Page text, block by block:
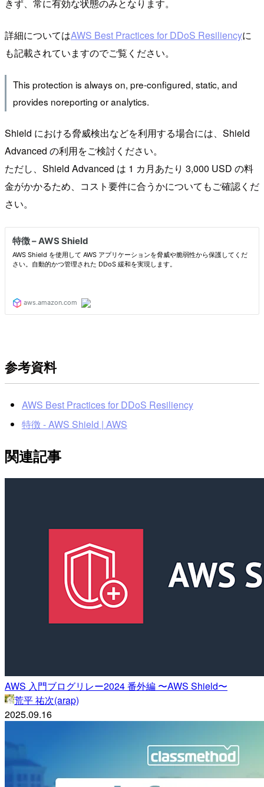
きず、常に有効な状態のみとなります。
詳細についてはAWS Best Practices for DDoS Resiliencyに
も記載されていますのでご覧ください。
This protection is always on, pre-configured, static, and
provides noreporting or analytics.
Shield における脅威検出などを利用する場合には、Shield
Advanced の利用をご検討ください。
ただし、Shield Advanced は 1 カ月あたり 3,000 USD の料
金がかかるため、コスト要件に合うかについてもご確認くだ
さい。
参考資料
AWS Best Practices for DDoS Resiliency
特徴 - AWS Shield | AWS
関連記事
AWS 入門ブログリレー2024 番外編 〜AWS Shield〜
荒平 祐次(arap)
2025.09.16